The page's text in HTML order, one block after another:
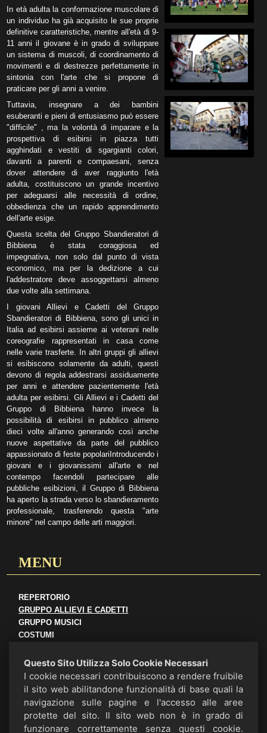
In età adulta la conformazione muscolare di
un individuo ha già acquisito le sue proprie
definitive caratteristiche, mentre all'età di 9-
11 anni il giovane è in grado di sviluppare
un sistema di muscoli, di coordinamento di
movimenti e di destrezze perfettamente in
sintonia con l'arte che si propone di
praticare per gli anni a venire.
Tuttavia, insegnare a dei bambini
esuberanti e pieni di entusiasmo può essere
"difficile" , ma la volontà di imparare e la
prospettiva di esibirsi in piazza tutti
agghindati e vestiti di sgargianti colori,
davanti a parenti e compaesani, senza
dover attendere di aver raggiunto l'età
adulta, costituiscono un grande incentivo
per adeguarsi alle necessità di ordine,
obbedienza che un rapido apprendimento
dell'arte esige.
Questa scelta del Gruppo Sbandieratori di
Bibbiena è stata coraggiosa ed
impegnativa, non solo dal punto di vista
economico, ma per la dedizione a cui
l'addestratore deve assoggettarsi almeno
due volte alla settimana.
I giovani Allievi e Cadetti del Gruppo
Sbandieratori di Bibbiena, sono gli unici in
Italia ad esibirsi assieme ai veterani nelle
coreografie rappresentati in casa come
nelle varie trasferte. In altri gruppi gli allievi
si esibiscono solamente da adulti, questi
devono di regola addestrarsi assiduamente
per anni e attendere pazientemente l'età
adulta per esibirsi. Gli Allievi e i Cadetti del
Gruppo di Bibbiena hanno invece la
possibilità di esibirsi in pubblico almeno
dieci volte all'anno generando così anche
nuove aspettative da parte del pubblico
appassionato di feste popolariIntroducendo i
giovani e i giovanissimi all'arte e nel
contempo facendoli partecipare alle
pubbliche esibizioni, il Gruppo di Bibbiena
ha aperto la strada verso lo sbandieramento
professionale, trasferendo questa "arte
minore" nel campo delle arti maggiori.
MENU
REPERTORIO
GRUPPO ALLIEVI E CADETTI
GRUPPO MUSICI
COSTUMI
LA SEDE
SBANDIERATORI E MUSICI
Questo Sito Utilizza Solo Cookie Necessari
I cookie necessari contribuiscono a rendere fruibile
il sito web abilitandone funzionalità di base quali la
navigazione sulle pagine e l'accesso alle aree
protette del sito. Il sito web non è in grado di
funzionare correttamente senza questi cookie.